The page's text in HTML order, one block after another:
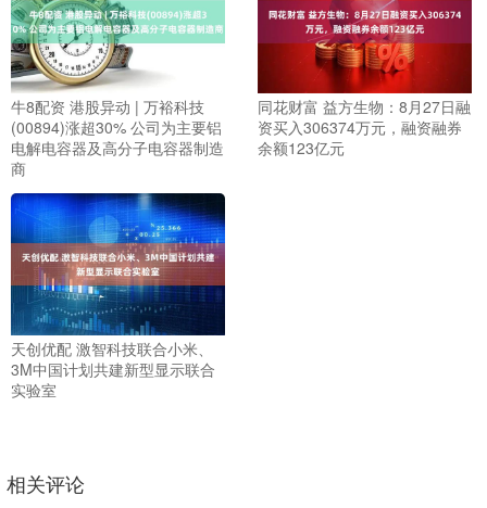
牛8配资 港股异动 | 万裕科技
(00894)涨超30% 公司为主要铝
电解电容器及高分子电容器制造
商
同花财富 益方生物：8月27日融
资买入306374万元，融资融券
余额123亿元
天创优配 激智科技联合小米、
3M中国计划共建新型显示联合
实验室
相关评论